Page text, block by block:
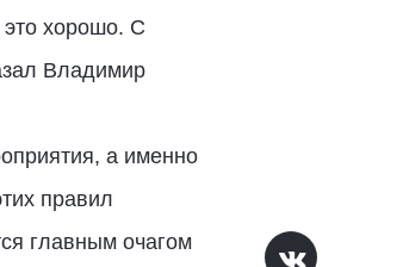
это хорошо. С
Владимир
а именно
правил
главным очагом